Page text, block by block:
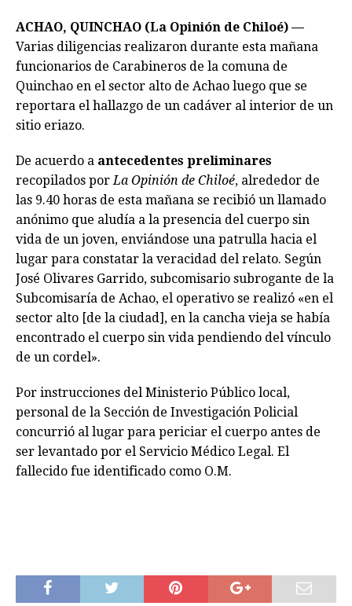
ACHAO, QUINCHAO (La Opinión de Chiloé) —
Varias diligencias realizaron durante esta mañana
funcionarios de Carabineros de la comuna de
Quinchao en el sector alto de Achao luego que se
reportara el hallazgo de un cadáver al interior de un
sitio eriazo.
De acuerdo a antecedentes preliminares
recopilados porLa Opinión de Chiloé, alrededor de
las 9.40 horas de esta mañana se recibió un llamado
anónimo que aludía a la presencia del cuerpo sin
vida de un joven, enviándose una patrulla hacia el
lugar para constatar la veracidad del relato. Según
José Olivares Garrido, subcomisario subrogante de la
Subcomisaría de Achao, el operativo se realizó «en el
sector alto [de la ciudad], en la cancha vieja se había
encontrado el cuerpo sin vida pendiendo del vínculo
de un cordel».
Por instrucciones del Ministerio Público local,
personal de la Sección de Investigación Policial
concurrió al lugar para periciar el cuerpo antes de
ser levantado por el Servicio Médico Legal. El
fallecido fue identificado como O.M.